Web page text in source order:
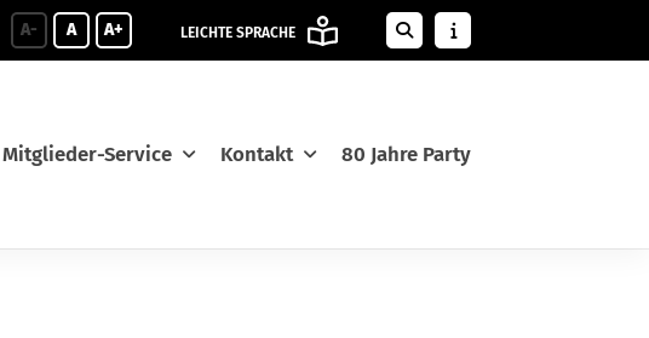
A- A A+ LEICHTE SPRACHE
Mitglieder-Service Kontakt 80 Jahre Party